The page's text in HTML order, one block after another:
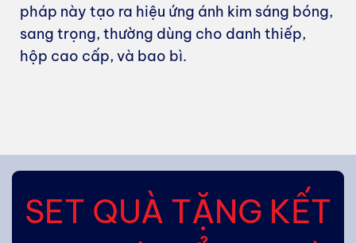
pháp này tạo ra hiệu ứng ánh kim sáng bóng,
sang trọng, thường dùng cho danh thiếp,
hộp cao cấp, và bao bì.
SET QUÀ TẶNG KẾT